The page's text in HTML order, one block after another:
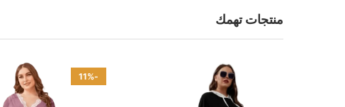
منتجات تهمك
-11%